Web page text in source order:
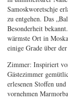
Samoskworetschje
zu entgehen. Das
Besonderheit
wärmste Ort in
einige Grade über
Zimmer: Inspiriert
Gästezimmer
erlesenen Stoffen
vornehmen